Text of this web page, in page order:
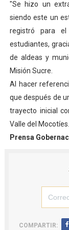
"Se hizo un
siendo este un
registró para
estudiantes,
de aldeas y
Misión Sucre.
Al hacer
que después de
trayecto inicial
Valle del Mocotíes.
Prensa
COMPARTIR: